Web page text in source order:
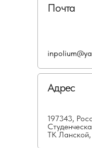
Почта
Адрес
197343,
ТК Ланской,